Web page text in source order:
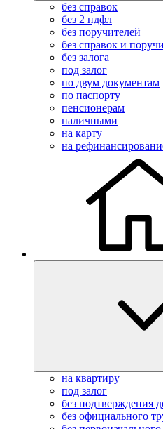
без справок
без 2 ндфл
без поручителей
без справок и
без залога
под залог
по двум документам
по паспорту
пенсионерам
наличными
на карту
на
на квартиру
под залог
без подтверждения
без официального